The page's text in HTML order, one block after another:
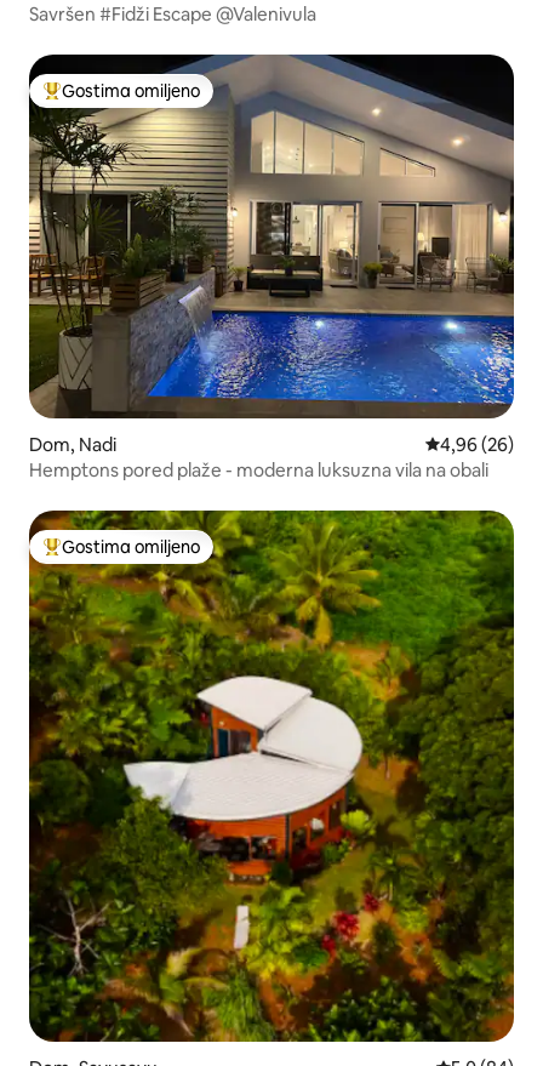
Savršen #Fidži Escape @Valenivula
Najuspešniji među gostima omiljenim
Gostima omiljeno
Dom, Nadi Prosečna
4,96 (26)
Hemptons pored plaže - moderna luksuzna vila na obali
Najuspešniji među gostima omiljenim
Gostima omiljeno